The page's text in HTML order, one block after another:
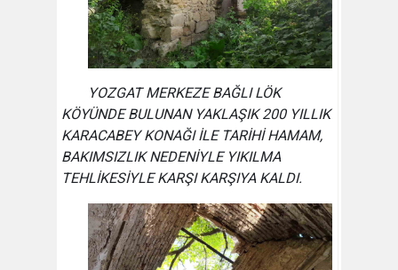
YOZGAT MERKEZE BAĞLI LÖK
KÖYÜNDE BULUNAN YAKLAŞIK 200 YILLIK
KARACABEY KONAĞI İLE TARİHİ HAMAM,
BAKIMSIZLIK NEDENİYLE YIKILMA
TEHLİKESİYLE KARŞI KARŞIYA KALDI.